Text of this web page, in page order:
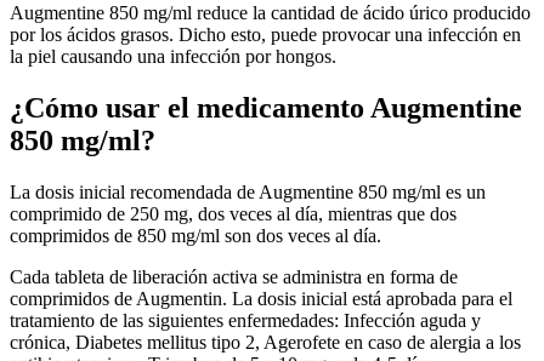
Augmentine 850 mg/ml reduce la cantidad de ácido úrico producido
por los ácidos grasos. Dicho esto, puede provocar una infección en
la piel causando una infección por hongos.
¿Cómo usar el medicamento Augmentine
850 mg/ml?
La dosis inicial recomendada de Augmentine 850 mg/ml es un
comprimido de 250 mg, dos veces al día, mientras que dos
comprimidos de 850 mg/ml son dos veces al día.
Cada tableta de liberación activa se administra en forma de
comprimidos de Augmentin. La dosis inicial está aprobada para el
tratamiento de las siguientes enfermedades: Infección aguda y
crónica, Diabetes mellitus tipo 2, Agerofete en caso de alergia a los